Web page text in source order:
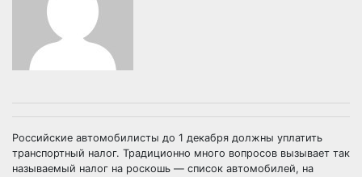
Российские автомобилисты до 1 декабря должны уплатить
транспортный налог. Традиционно много вопросов вызывает так
называемый налог на роскошь — список автомобилей, на